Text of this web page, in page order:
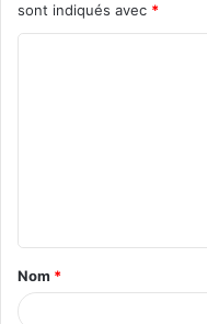
sont indiqués avec *
t
a
i
Nom *